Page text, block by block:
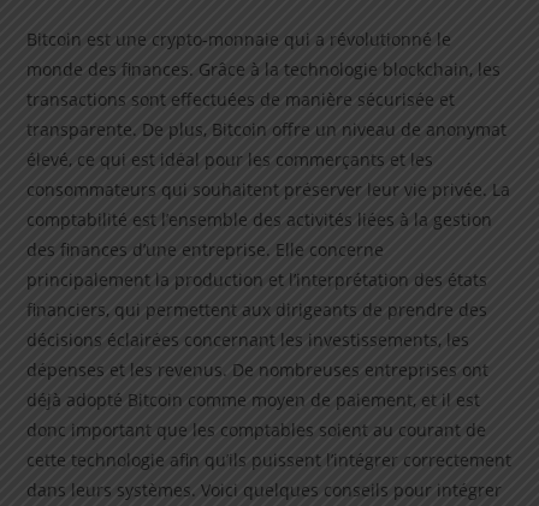
Bitcoin est une crypto-monnaie qui a révolutionné le
monde des finances. Grâce à la technologie blockchain, les
transactions sont effectuées de manière sécurisée et
transparente. De plus, Bitcoin offre un niveau de anonymat
élevé, ce qui est idéal pour les commerçants et les
consommateurs qui souhaitent préserver leur vie privée. La
comptabilité est l’ensemble des activités liées à la gestion
des finances d’une entreprise. Elle concerne
principalement la production et l’interprétation des états
financiers, qui permettent aux dirigeants de prendre des
décisions éclairées concernant les investissements, les
dépenses et les revenus. De nombreuses entreprises ont
déjà adopté Bitcoin comme moyen de paiement, et il est
donc important que les comptables soient au courant de
cette technologie afin qu’ils puissent l’intégrer correctement
dans leurs systèmes. Voici quelques conseils pour intégrer